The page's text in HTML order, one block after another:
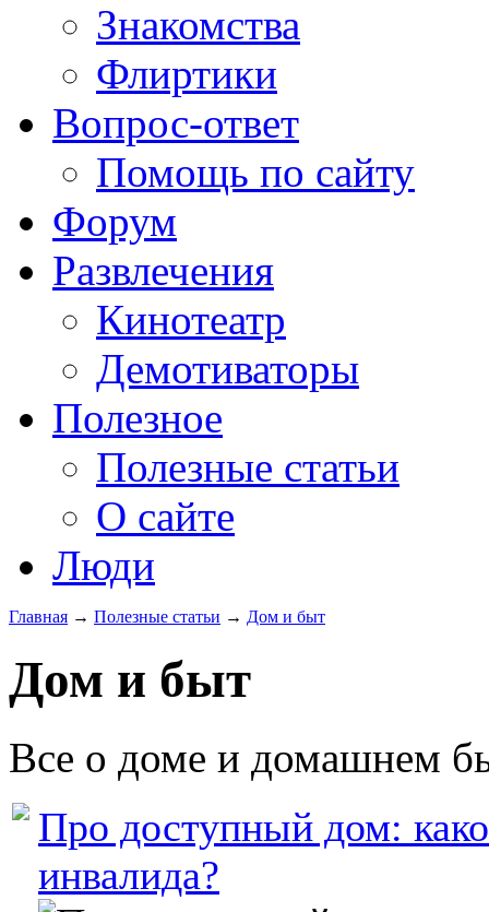
Знакомства
Флиртики
Вопрос-ответ
Помощь по сайту
Форум
Развлечения
Кинотеатр
Демотиваторы
Полезное
Полезные статьи
О сайте
Люди
Главная → Полезные статьи → Дом и быт
Дом и быт
Все о доме и домашнем
Про доступный дом:
инвалида?